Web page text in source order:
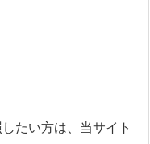
たい方は、当サイト